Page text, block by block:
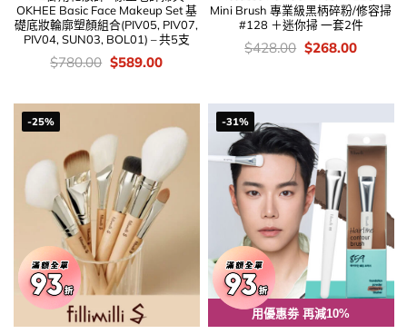
OKHEE Basic Face Makeup Set 基
礎底妝輪廓塑顏組合(PIV05, PIV07,
PIV04, SUN03, BOL01) – 共5支
價
錢：
$780.00 Original
price
$780.00.
$589.00Current
$589.00.
Mini Brush 專業級黑柄碎粉/修容掃
#128 ＋迷你掃 一套2件
價
錢：
$428.00 Original
price
$268.00Current
-25% -31%
用優惠劵 再減10%